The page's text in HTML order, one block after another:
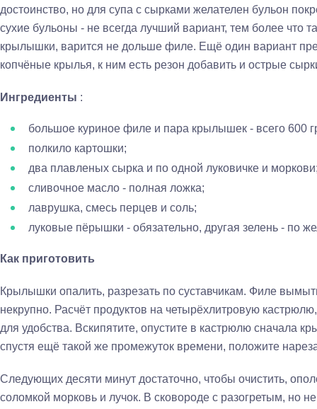
достоинство, но для супа с сырками желателен бульон
сухие бульоны - не всегда лучший вариант, тем более что
крылышки, варится не дольше филе. Ещё один вариант
копчёные крылья, к ним есть резон добавить и острые
Ингредиенты :
большое куриное филе и пара крылышек - всего 600
полкило картошки;
два плавленых сырка и по одной луковичке и
сливочное масло - полная ложка;
лаврушка, смесь перцев и соль;
луковые пёрышки - обязательно, другая зелень - по
Как приготовить
Крылышки опалить, разрезать по суставчикам. Филе
некрупно. Расчёт продуктов на четырёхлитровую
для удобства. Вскипятите, опустите в кастрюлю сначала
спустя ещё такой же промежуток времени, положите
Следующих десяти минут достаточно, чтобы очистить,
соломкой морковь и лучок. В сковороде с разогретым, но